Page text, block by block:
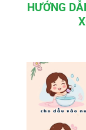
HƯỚNG